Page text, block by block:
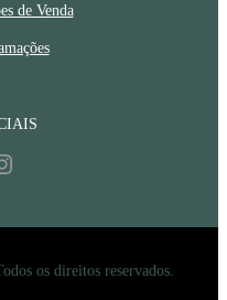
de Venda
os direitos reservados.